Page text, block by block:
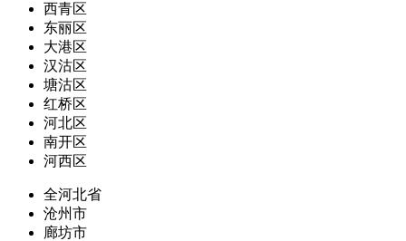
西青区
东丽区
大港区
汉沽区
塘沽区
红桥区
河北区
南开区
河西区
全河北省
沧州市
廊坊市